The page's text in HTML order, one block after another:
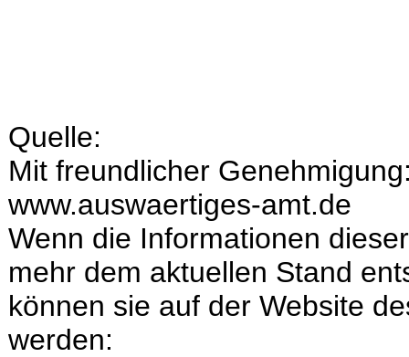
Quelle:
Mit freundlicher
www.auswaertiges-amt.de
Wenn die Informationen
mehr dem aktuellen Stand
können sie auf der Website
werden: